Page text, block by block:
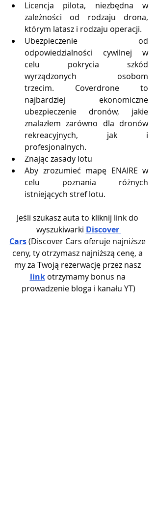
Licencja pilota, niezbędna w
zależności od rodzaju drona,
którym latasz i rodzaju operacji.
Ubezpieczenie od
odpowiedzialności cywilnej w
celu pokrycia szkód
wyrządzonych osobom
trzecim. Coverdrone to
najbardziej ekonomiczne
ubezpieczenie dronów, jakie
znalazłem zarówno dla dronów
rekreacyjnych, jak i
profesjonalnych.
Znając zasady lotu
Aby zrozumieć mapę ENAIRE w
celu poznania różnych
istniejących stref lotu.
Jeśli szukasz auta to kliknij link do
wyszukiwarki Discover
Cars (Discover Cars oferuje najniższe
ceny, ty otrzymasz najniższą cenę, a
my za Twoją rezerwację przez nasz
link otrzymamy bonus na
prowadzenie bloga i kanału YT)